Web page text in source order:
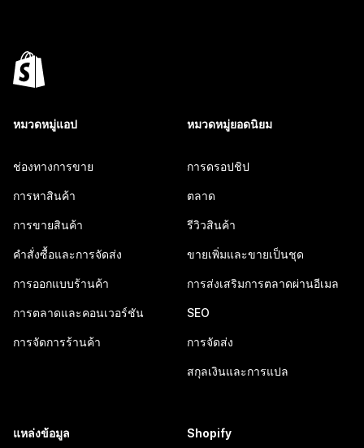
หมวดหมู่แอป
ช่องทางการขาย
การหาสินค้า
การขายสินค้า
คำสั่งซื้อและการจัดส่ง
การออกแบบร้านค้า
การตลาดและคอนเวอร์ชัน
การจัดการร้านค้า
หมวดหมู่ยอดนิยม
การดรอปชิป
ตลาด
รีวิวสินค้า
ขายเพิ่มและขายเป็นชุด
การส่งเสริมการตลาดผ่านอีเมล
SEO
การจัดส่ง
สกุลเงินและการแปล
แหล่งข้อมูล Shopify